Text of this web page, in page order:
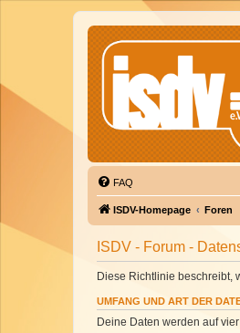
FAQ
ISDV-Homepage Foren
ISDV - Forum -
Diese Richtlinie beschreibt,
UMFANG UND ART DER
Deine Daten werden auf